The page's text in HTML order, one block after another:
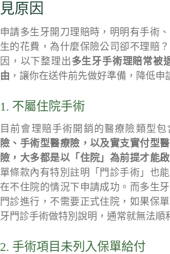
見原因
申請多生牙開刀理賠時，明明有手術
生的花費，為什麼保險公司卻不理賠
因，以下整理出多生牙手術理賠常被
由 ，讓你在送件前先做好準備，降低申
1. 不屬住院手術
目前會理賠手術開銷的醫療險類型包
險、手術型醫療險，以及實支實付型
險，大多都是以「住院」為前提才能
單條款內有特別註明「門診手術」也
在不住院的情況下申請成功。而多生
門診進行，不需要正式住院，如果保
牙門診手術做特別說明，通常就無法順
2. 手術項目未列入保單給付